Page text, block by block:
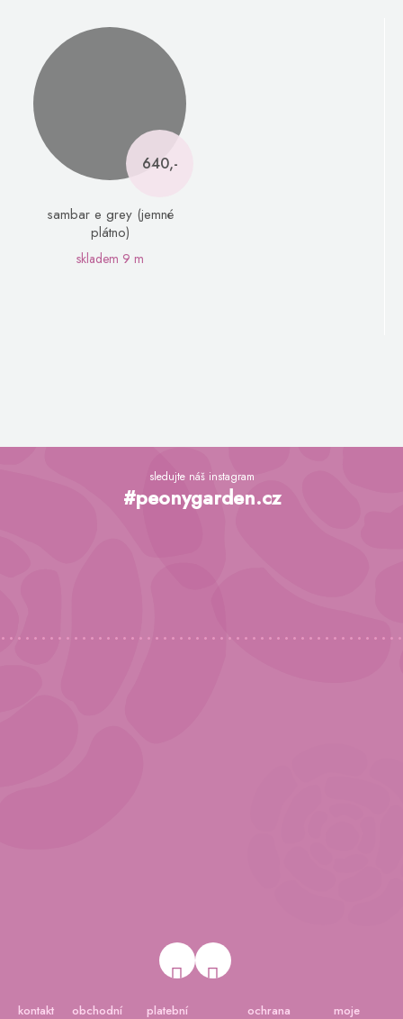
640,-
sambar e grey (jemné
plátno)
skladem 9 m
Z
sledujte náš instagram
#peonygarden.cz
kontakt obchodní platební ochrana moje